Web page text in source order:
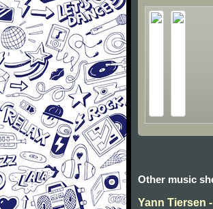
Other music
Yann Tiersen